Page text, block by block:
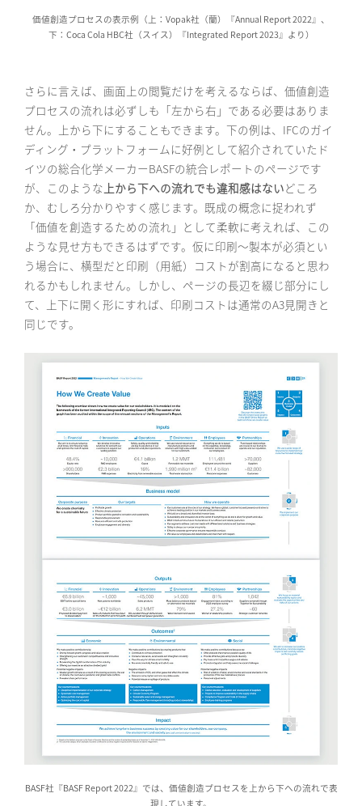
価値創造プロセスの表示例（上：Vopak社（蘭）『Annual Report 2022』、
下：Coca Cola HBC社（スイス）『Integrated Report 2023』より）
さらに言えば、画面上の閲覧だけを考えるならば、価値創造
プロセスの流れは必ずしも「左から右」である必要はありま
せん。上から下にすることもできます。下の例は、IFCのガイ
ディング・プラットフォームに好例として紹介されていたド
イツの総合化学メーカーBASFの統合レポートのページです
が、このような 上から下への流れでも違和感はないどころ
か、むしろ分かりやすく感じます。既成の概念に捉われず
「価値を創造するための流れ」として柔軟に考えれば、この
ような見せ方もできるはずです。仮に印刷〜製本が必須とい
う場合に、横型だと印刷（用紙）コストが割高になると思わ
れるかもしれません。しかし、ページの長辺を綴じ部分にし
て、上下に開く形にすれば、印刷コストは通常のA3見開きと
同じです。
BASF社『BASF Report 2022』では、価値創造プロセスを上から下への流れで表
現しています。